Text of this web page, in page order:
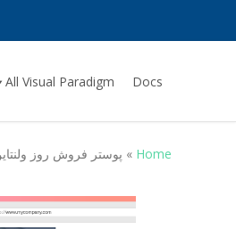
Docs
All Visual Paradigm
Home
» پوستر فروش روز